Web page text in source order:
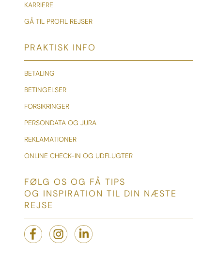
KARRIERE
GÅ TIL PROFIL REJSER
PRAKTISK INFO
BETALING
BETINGELSER
FORSIKRINGER
PERSONDATA OG JURA
REKLAMATIONER
ONLINE CHECK-IN OG UDFLUGTER
FØLG OS OG FÅ TIPS
OG INSPIRATION TIL DIN NÆSTE
REJSE